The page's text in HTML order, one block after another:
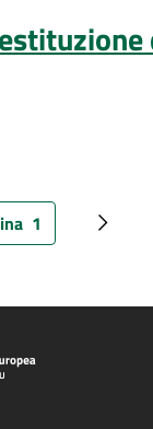
Pagina attuale
1